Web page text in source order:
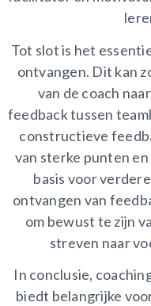
Tot slot is het
ontvangen. Dit kan
van de coach
feedback tussen
constructieve
van sterke punten
basis voor
ontvangen van
om bewust te zijn
streven naar
In conclusie,
biedt belangrijke